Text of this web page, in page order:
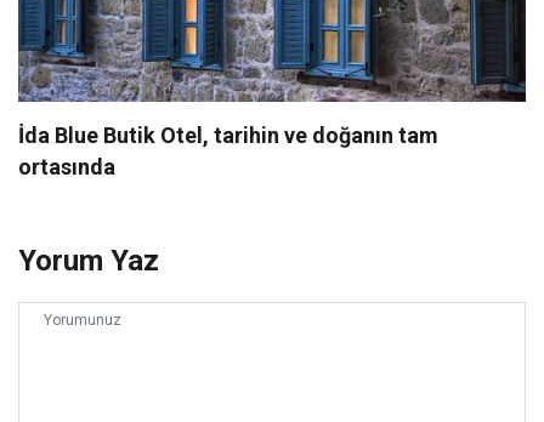
İda Blue Butik Otel, tarihin ve doğanın tam
ortasında
Yorum Yaz